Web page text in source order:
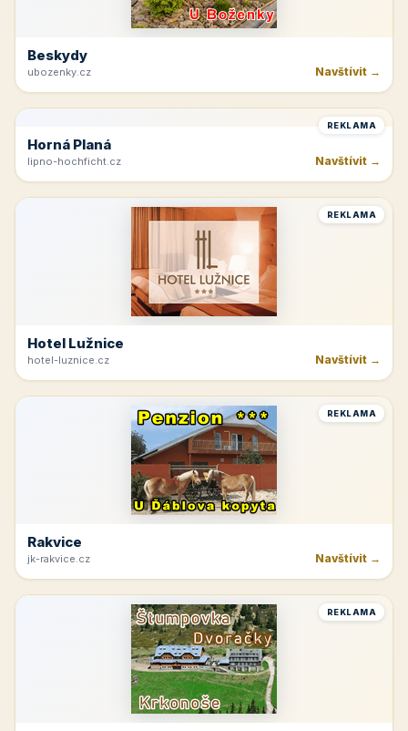
Beskydy
ubozenky.cz Navštívit →
REKLAMA
Horná Planá
lipno-hochficht.cz Navštívit →
REKLAMA
Hotel Lužnice
hotel-luznice.cz Navštívit →
REKLAMA
Rakvice
jk-rakvice.cz Navštívit →
REKLAMA